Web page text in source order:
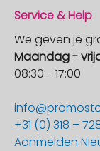
Service & Help
We geven je
Maandag -
08:30 - 17:00
+31 (0) 318 –
Aanmelden